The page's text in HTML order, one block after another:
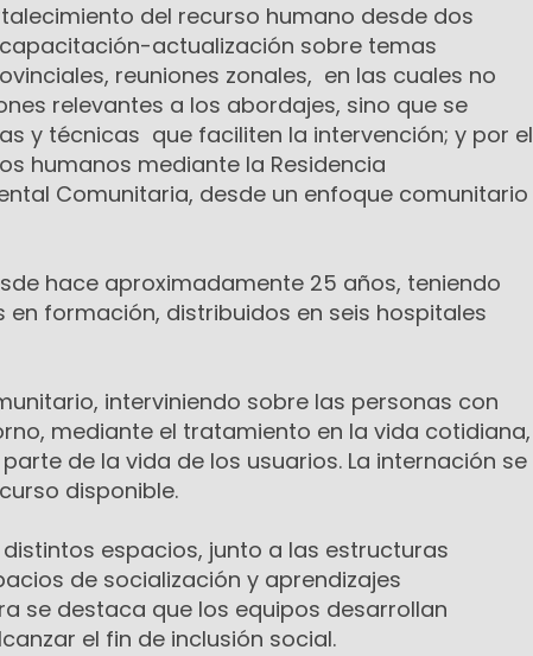
del recurso humano desde dos
actualización sobre temas
reuniones zonales, en las cuales no
relevantes a los abordajes, sino que se
y técnicas que faciliten la intervención; y por el
humanos mediante la Residencia
Comunitaria, desde un enfoque comunitario
hace aproximadamente 25 años, teniendo
formación, distribuidos en seis hospitales
interviniendo sobre las personas con
mediante el tratamiento en la vida cotidiana,
de la vida de los usuarios. La internación se
disponible.
espacios, junto a las estructuras
de socialización y aprendizajes
se destaca que los equipos desarrollan
el fin de inclusión social.